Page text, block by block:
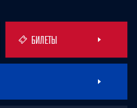
БИЛЕТЫ